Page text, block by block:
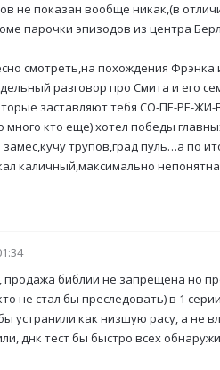
не показан вообще никак,(в
парочки эпизодов из центра
смотреть,на похождения Фрэнка
разговор про Смита и его
заставляют тебя СО-ПЕ-РЕ-ЖИ-
много кто еще) хотел победы
трупов,град пуль…а по
каличный,максимально
библии не запрещена но
не стал бы преследовать) в 1
устранили как низшую расу, а не
днк тест бы быстро всех